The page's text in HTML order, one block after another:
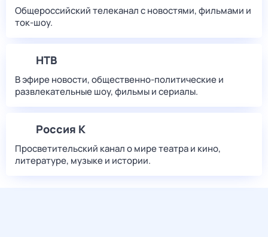
Общероссийский телеканал с новостями, фильмами и
ток-шоу.
НТВ
В эфире новости, общественно-политические и
развлекательные шоу, фильмы и сериалы.
Россия К
Просветительский канал о мире театра и кино,
литературе, музыке и истории.